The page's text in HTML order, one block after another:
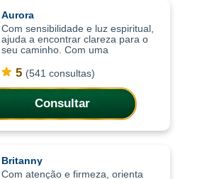
Aurora
Com sensibilidade e luz espiritual,
ajuda a encontrar clareza para o
seu caminho. Com uma
consultas ajudam a compreender
situações, trazer mais leveza
emocional
5 (541 consultas)
Consultar
Britanny
Com atenção e firmeza, orienta